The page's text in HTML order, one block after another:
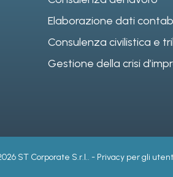
Elaborazione dati
Consulenza civilistica e
Gestione della crisi
ST Corporate S.r.l.. - Privacy per gli